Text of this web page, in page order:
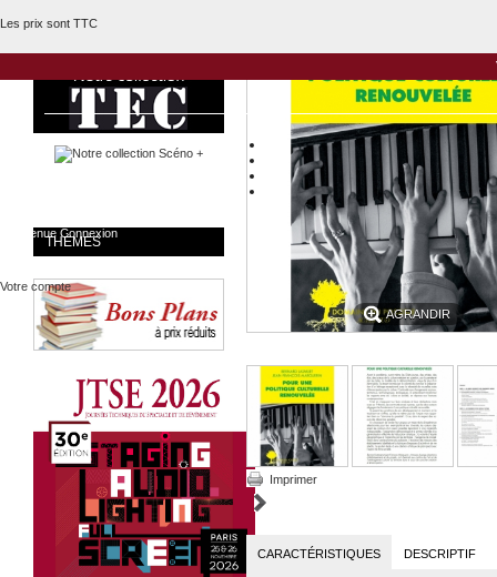
Les prix sont TTC
Bienvenue Connexion
Votre compte
THÈMES
AGRANDIR
Imprimer
CARACTÉRISTIQUES DESCRIPTIF